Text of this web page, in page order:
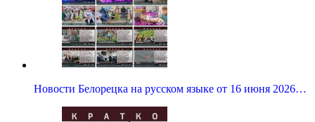
Новости Белорецка на русском языке от 16 июня 2026…